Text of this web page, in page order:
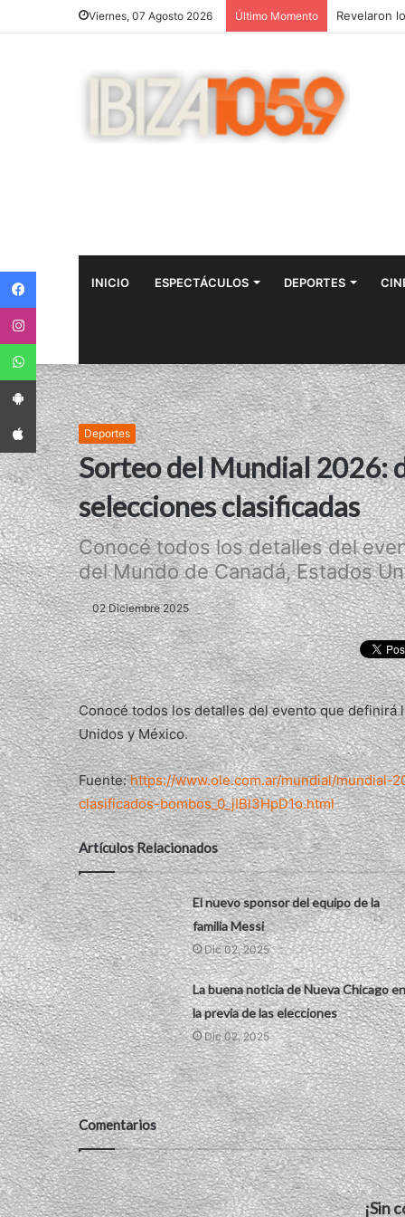
Viernes, 07 Agosto 2026 Último Momento
INICIO ESPECTÁCULOS DEPORTES
Deportes
Sorteo del Mundial 2026:
selecciones clasificadas
Conocé todos los detalles del
del Mundo de Canadá, Estados
02 Diciembre 2025
Conocé todos los detalles del evento que definirá
Unidos y México.
Fuente:https://www.ole.com.ar/mundial/
clasificados-bombos_0_jIBl3HpD1o.html
Artículos Relacionados
El nuevo sponsor del equipo de la
familia Messi
Dic 02, 2025
La buena noticia de Nueva Chicago en
la previa de las elecciones
Dic 02, 2025
Comentarios
¡Sin
App Android
App iPhone